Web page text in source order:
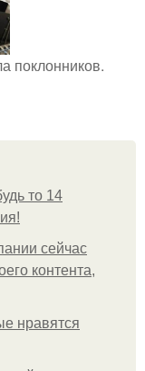
поклонников.
то 14
сейчас
контента,
нравятся